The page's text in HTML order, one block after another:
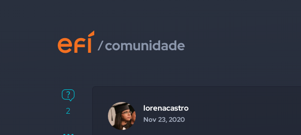
2 lorenacastro
Nov 23, 2020